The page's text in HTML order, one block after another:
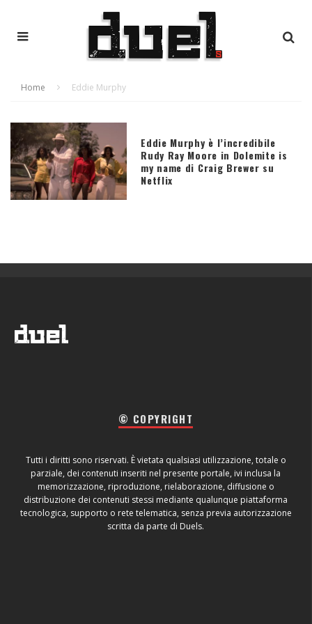
Home Eddie Murphy
Eddie Murphy è l’incredibile
Rudy Ray Moore in Dolemite is
my name di Craig Brewer su
Netflix
© COPYRIGHT
Tutti i diritti sono riservati. È vietata qualsiasi utilizzazione, totale o
parziale, dei contenuti inseriti nel presente portale, ivi inclusa la
memorizzazione, riproduzione, rielaborazione, diffusione o
distribuzione dei contenuti stessi mediante qualunque piattaforma
tecnologica, supporto o rete telematica, senza previa autorizzazione
scritta da parte di Duels.